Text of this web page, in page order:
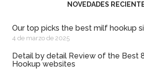
NOVEDADES
Our top picks the best milf hookup
4 de marzo de 2025
Detail by detail Review of the Best 8 Bisexual
Hookup websites